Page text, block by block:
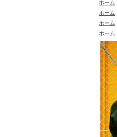
ホーム
ホーム
ホーム
ホーム